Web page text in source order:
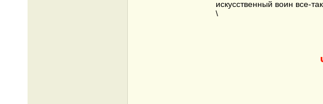
искусственный воин все-
\